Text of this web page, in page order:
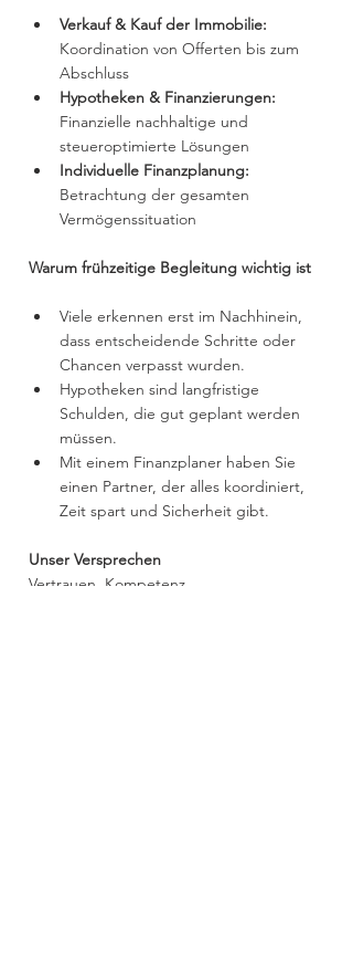
Verkauf & Kauf der Immobilie:
Koordination von Offerten bis zum
Abschluss
Hypotheken & Finanzierungen:
Finanzielle nachhaltige und
steueroptimierte Lösungen
Individuelle Finanzplanung:
Betrachtung der gesamten
Vermögenssituation
Warum frühzeitige Begleitung wichtig ist
Viele erkennen erst im Nachhinein,
dass entscheidende Schritte oder
Chancen verpasst wurden.
Hypotheken sind langfristige
Schulden, die gut geplant werden
müssen.
Mit einem Finanzplaner haben Sie
einen Partner, der alles koordiniert,
Zeit spart und Sicherheit gibt.
Unser Versprechen
Vertrauen. Kompetenz.